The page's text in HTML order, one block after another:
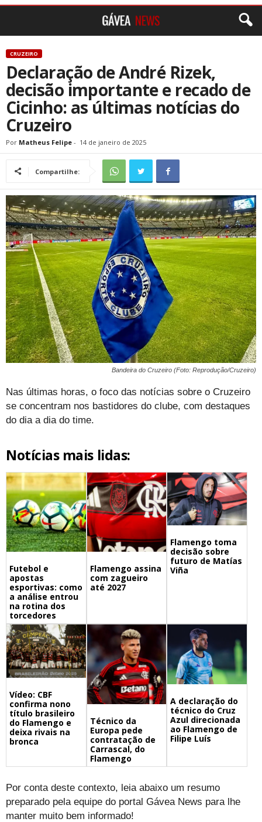
CRUZEIRO
Declaração de André Rizek,
decisão importante e recado de
Cicinho: as últimas notícias do
Cruzeiro
Por Matheus Felipe - 14 de janeiro de 2025
Compartilhe:
Bandeira do Cruzeiro (Foto: Reprodução/Cruzeiro)
Nas últimas horas, o foco das notícias sobre o Cruzeiro
se concentram nos bastidores do clube, com destaques
do dia a dia do time.
Notícias mais lidas:
Futebol e
apostas
esportivas: como
a análise entrou
na rotina dos
torcedores
Flamengo assina
com zagueiro
até 2027
Flamengo toma
decisão sobre
futuro de Matías
Viña
Vídeo: CBF
confirma nono
título brasileiro
do Flamengo e
deixa rivais na
bronca
Técnico da
Europa pede
contratação de
Carrascal, do
Flamengo
A declaração do
técnico do Cruz
Azul direcionada
ao Flamengo de
Filipe Luís
Por conta deste contexto, leia abaixo um resumo
preparado pela equipe do portal Gávea News para lhe
manter muito bem informado!